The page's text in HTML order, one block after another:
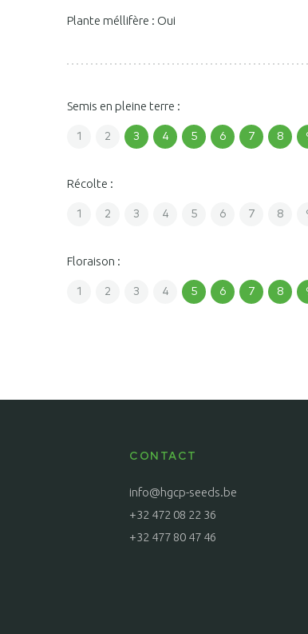
Plante méllifère : Oui
Semis en pleine terre :
1 2 3 4 5 6 7 8
Récolte :
1 2 3 4 5 6 7 8
Floraison :
1 2 3 4 5 6 7 8
CONTACT
info@hgcp-seeds.be
+32 472 08 22 36
+32 477 80 47 46